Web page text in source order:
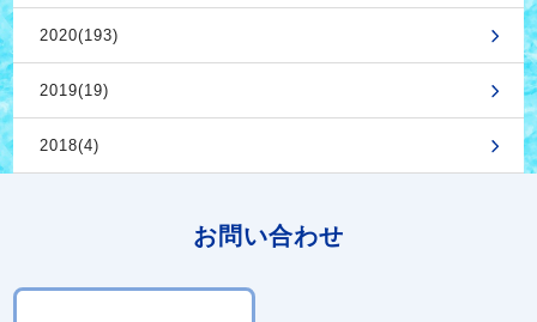
2020(193)
2019(19)
2018(4)
お問い合わせ